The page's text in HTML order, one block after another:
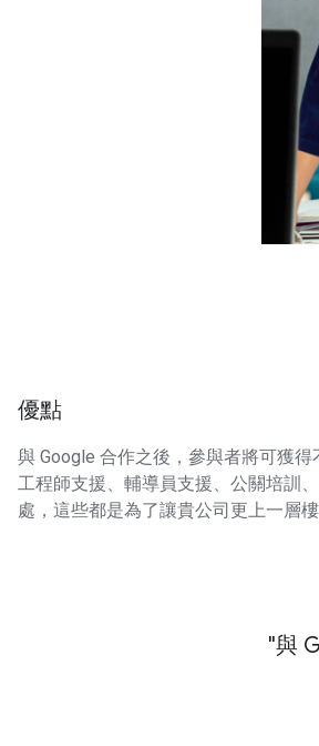
優點
與 Google 合作之後，參與者將可獲得
工程師支援、輔導員支援、公關培訓
處，這些都是為了讓貴公司更上一層樓
與